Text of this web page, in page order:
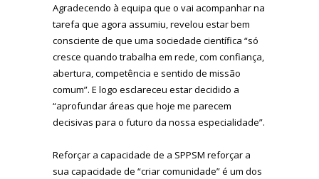
Agradecendo à equipa que o vai acompanhar na
tarefa que agora assumiu, revelou estar bem
consciente de que uma sociedade científica “só
cresce quando trabalha em rede, com confiança,
abertura, competência e sentido de missão
comum”. E logo esclareceu estar decidido a
“aprofundar áreas que hoje me parecem
decisivas para o futuro da nossa especialidade”.
Reforçar a capacidade de a SPPSM reforçar a
sua capacidade de “criar comunidade” é um dos